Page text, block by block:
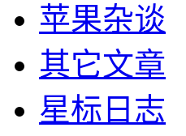
苹果杂谈
其它文章
星标日志